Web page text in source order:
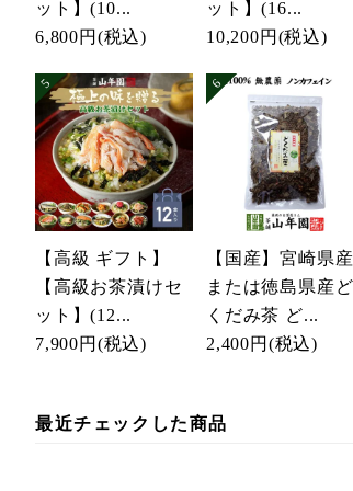
ット】(10...
6,800円 (税込)
ット】(16...
10,200円 (税込)
【高級 ギフト】
【高級お茶漬けセ
ット】(12...
7,900円 (税込)
【国産】宮崎県産
または徳島県産ど
くだみ茶 ど...
2,400円 (税込)
最近チェックした商品